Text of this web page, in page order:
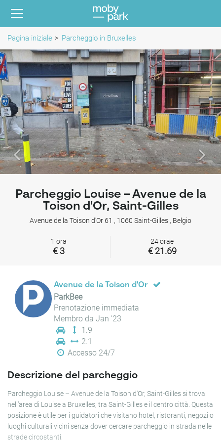
Pagina iniziale Parcheggio in Bruxelles
Parcheggio Louise – Avenue de la
Toison d'Or, Saint-Gilles
Avenue de la Toison d'Or 61 , 1060 Saint-Gilles , Belgio
1 ora
€ 3
24 orae
€ 21.69
Avenue de la Toison d'Or
ParkBee
Prenotazione immediata
Membro da Jan '23
1.9
2.1
Accesso 24/7
Descrizione del parcheggio
Parcheggio Louise – Avenue de la Toison d'Or, Saint-Gilles si trova
nell’area di Louise a Bruxelles, tra Saint-Gilles e il centro città. Questa
posizione è utile per i guidatori che visitano hotel, ristoranti, negozi o
luoghi culturali vicini senza dover cercare parcheggio in strada nelle
strade circostanti.